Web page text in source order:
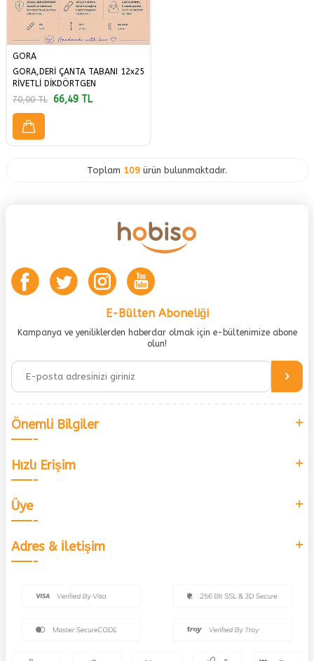
GORA
GORA,DERİ ÇANTA TABANI 12x25
RİVETLİ DİKDÖRTGEN
70,00TL 66,49 TL
Toplam 109 ürün bulunmaktadır.
E-Bülten Aboneliği
Kampanya ve yeniliklerden haberdar olmak için e-bültenimize abone
olun!
Önemli Bilgiler
Hızlı Erişim
Üye
Adres & İletişim